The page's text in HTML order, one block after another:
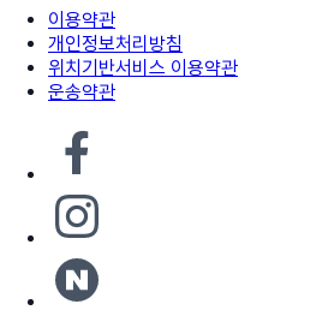
이용약관
개인정보처리방침
위치기반서비스 이용약관
운송약관